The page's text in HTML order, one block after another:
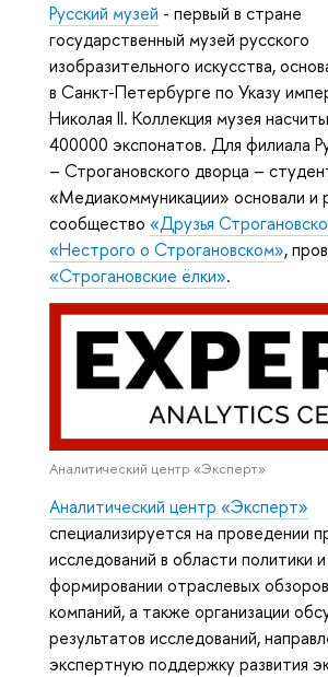
Русский музей - первый в стране
государственный музей русского
изобразительного искусства,
в Санкт-Петербурге по Указу
Николая II. Коллекция музея
400000 экспонатов. Для филиала
– Строгановского дворца –
«Медиакоммуникации» основали и
сообщество «Друзья
«Нестрого о Строгановском»,
«Строгановские ёлки».
Аналитический центр «Эксперт»
Аналитический центр «Эксперт»
специализируется на проведении
исследований в области политики
формировании отраслевых
компаний, а также организации
результатов исследований,
экспертную поддержку развития